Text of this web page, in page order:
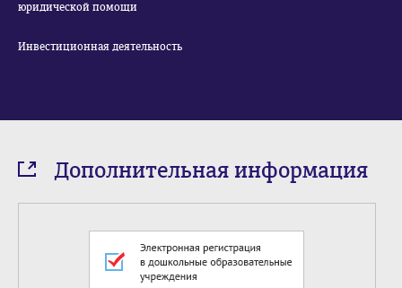
юридической помощи
Инвестиционная деятельность
Дополнительная информация